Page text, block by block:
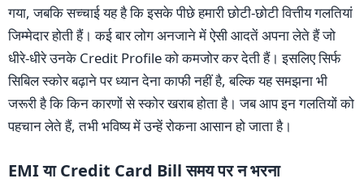
गया, जबकि सच्चाई यह है कि इसके पीछे हमारी छोटी-छोटी वित्तीय गलतियां
जिम्मेदार होती हैं। कई बार लोग अनजाने में ऐसी आदतें अपना लेते हैं जो
धीरे-धीरे उनके Credit Profile को कमजोर कर देती हैं। इसलिए सिर्फ
सिबिल स्कोर बढ़ाने पर ध्यान देना काफी नहीं है, बल्कि यह समझना भी
जरूरी है कि किन कारणों से स्कोर खराब होता है। जब आप इन गलतियों को
पहचान लेते हैं, तभी भविष्य में उन्हें रोकना आसान हो जाता है।
EMI या Credit Card Bill समय पर न भरना